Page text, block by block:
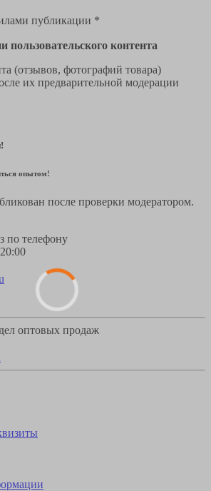
публикации *
пользовательского контента
(отзывов, фотографий товара)
их предварительной модерации
опытом!
после проверки модератором.
по телефону
оптовых продаж